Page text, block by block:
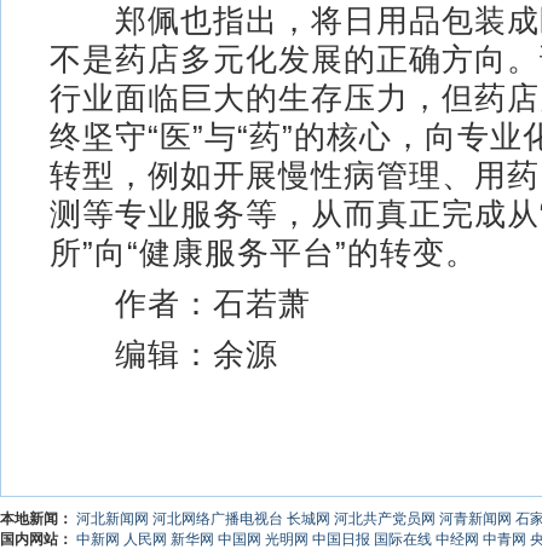
郑佩也指出，将日用品包装成
不是药店多元化发展的正确方向
行业面临巨大的生存压力，但药
终坚守“医”与“药”的核心，向专业
转型，例如开展慢性病管理、用
测等专业服务等，从而真正完成
所”向“健康服务平台”的转变。
作者：石若萧
编辑：余源
本地新闻： 河北新闻网 河北网络广播电视台 长城网 河北共产党员网 河青新闻网 石
国内网站： 中新网 人民网 新华网 中国网 光明网 中国日报 国际在线 中经网 中青网